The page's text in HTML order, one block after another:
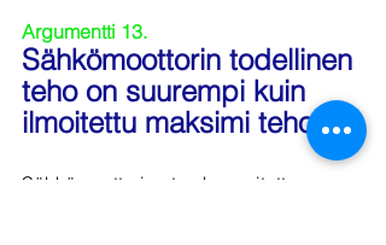
Argumentti 13.
Sähkömoottorin todellinen
teho on suurempi kuin
ilmoitettu maksimi teho.
Sähkömoottori antaa kuormitettaessa